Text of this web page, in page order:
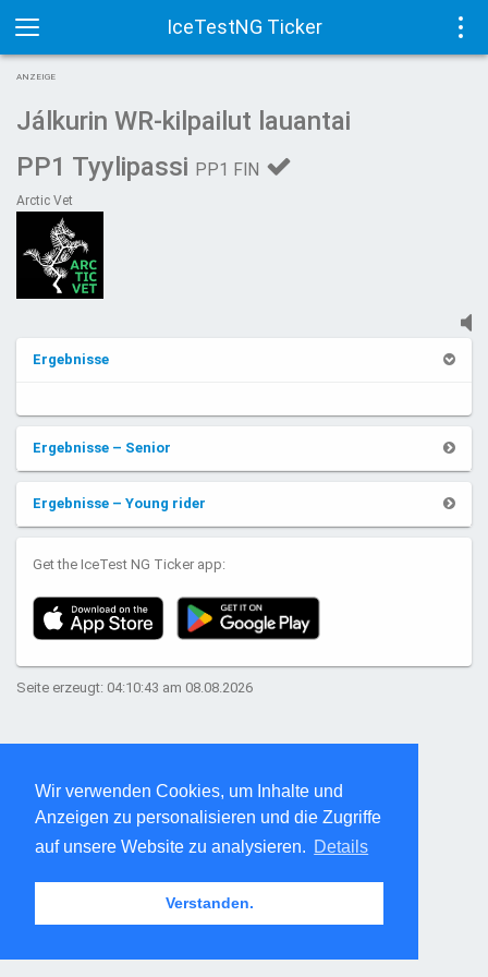
Wir verwenden Cookies, um Inhalte und
Anzeigen zu personalisieren und die Zugriffe
auf unsere Website zu analysieren. Details
Verstanden.
IceTestNG Ticker
Toggle
navigation
ANZEIGE
Jálkurin WR-kilpailut lauantai
PP1 Tyylipassi PP1 FIN
Arctic Vet
Ergebnisse
Ergebnisse – Senior
Ergebnisse – Young rider
Get the IceTest NG Ticker app:
Seite erzeugt: 04:10:43 am 08.08.2026